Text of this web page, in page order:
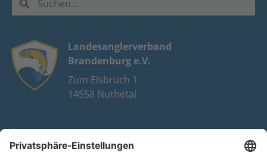
Landesanglerverband
Brandenburg e.V.
Zum Elsbruch 1
14558 Nuthetal
Impressum
Datenschutz